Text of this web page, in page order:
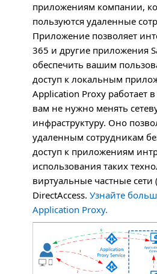
приложениям компании,
пользуются удаленные
Приложение позволяет
365 и другие приложения
обеспечить вашим
доступ к локальным
Application Proxy работает
вам не нужно менять
инфраструктуру. Оно
удаленным сотрудникам
доступ к приложениям
использования таких
виртуальные частные сети (
DirectAccess. Узнайте
Application Proxy.